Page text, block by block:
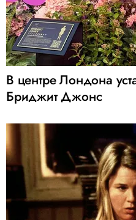
В центре Лондона
Бриджит Джонс